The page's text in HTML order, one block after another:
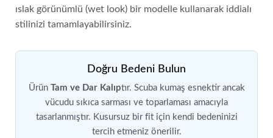
ıslak görünümlü (wet look) bir modelle kullanarak iddialı
stilinizi tamamlayabilirsiniz.
Doğru Bedeni Bulun
Ürün Tam ve Dar Kalıptır. Scuba kumaş esnektir ancak
vücudu sıkıca sarması ve toparlaması amacıyla
tasarlanmıştır. Kusursuz bir fit için kendi bedeninizi
tercih etmeniz önerilir.